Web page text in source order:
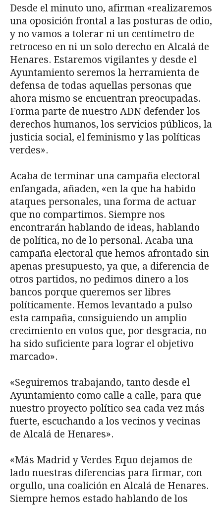
Desde el minuto uno, afirman «realizaremos
una oposición frontal a las posturas de odio,
y no vamos a tolerar ni un centímetro de
retroceso en ni un solo derecho en Alcalá de
Henares. Estaremos vigilantes y desde el
Ayuntamiento seremos la herramienta de
defensa de todas aquellas personas que
ahora mismo se encuentran preocupadas.
Forma parte de nuestro ADN defender los
derechos humanos, los servicios públicos, la
justicia social, el feminismo y las políticas
verdes».
Acaba de terminar una campaña electoral
enfangada, añaden, «en la que ha habido
ataques personales, una forma de actuar
que no compartimos. Siempre nos
encontrarán hablando de ideas, hablando
de política, no de lo personal. Acaba una
campaña electoral que hemos afrontado sin
apenas presupuesto, ya que, a diferencia de
otros partidos, no pedimos dinero a los
bancos porque queremos ser libres
políticamente. Hemos levantado a pulso
esta campaña, consiguiendo un amplio
crecimiento en votos que, por desgracia, no
ha sido suficiente para lograr el objetivo
marcado».
«Seguiremos trabajando, tanto desde el
Ayuntamiento como calle a calle, para que
nuestro proyecto político sea cada vez más
fuerte, escuchando a los vecinos y vecinas
de Alcalá de Henares».
«Más Madrid y Verdes Equo dejamos de
lado nuestras diferencias para firmar, con
orgullo, una coalición en Alcalá de Henares.
Siempre hemos estado hablando de los